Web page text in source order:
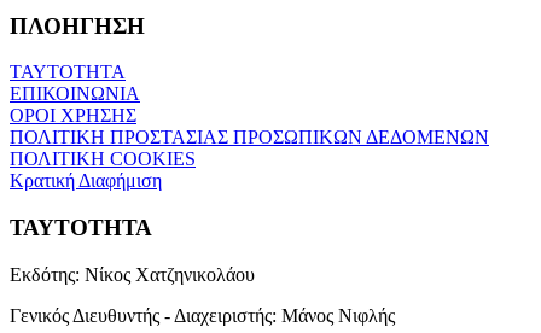
ΠΛΟΗΓΗΣΗ
ΤΑΥΤΟΤΗΤΑ
ΕΠΙΚΟΙΝΩΝΙΑ
ΟΡΟΙ ΧΡΗΣΗΣ
ΠΟΛΙΤΙΚΗ ΠΡΟΣΤΑΣΙΑΣ ΠΡΟΣΩΠΙΚΩΝ ΔΕΔΟΜΕΝΩΝ
ΠΟΛΙΤΙΚΗ COOKIES
Κρατική Διαφήμιση
ΤΑΥΤΟΤΗΤΑ
Εκδότης: Νίκος Χατζηνικολάου
Γενικός Διευθυντής - Διαχειριστής: Μάνος Νιφλής